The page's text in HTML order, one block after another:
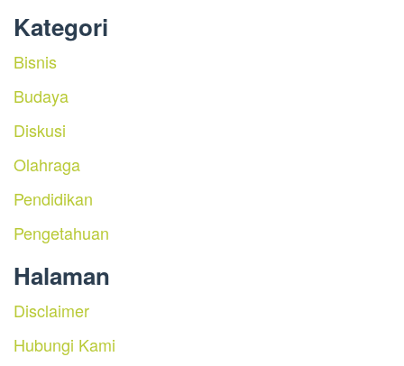
Kategori
Bisnis
Budaya
Diskusi
Olahraga
Pendidikan
Pengetahuan
Halaman
Disclaimer
Hubungi Kami